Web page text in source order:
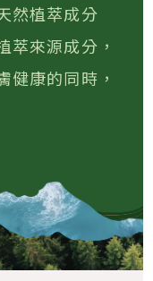
然植萃成分
萃來源成分，
健康的同時，